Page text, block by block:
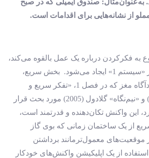
به‌عنوان‌مثال: صندوق ایمیلی که در صبح
از نشانه‌هایی برای اقدامات است.
فکرکردن درباره یک عمل بالقوه می‌کند،
یک واکنش خودکار در «سیستم 1» ایجاد می‌شود. بخش سریع،
شهودی و عمدتاً ناخودآگاه مغز که در فصل 1، «تفکر سریع و
آهسته» کانمن (2011) و «نیم‌نگاه» گلادول (2005) مورد بحث قرار
این واکنش تکان‌دهنده و قدرتمند است،
از یک ساختمان زمانی که بوی گاز
معمول‌ترمانند برداشتن
از یک اپلیکیشن واکنش‌های خودکار